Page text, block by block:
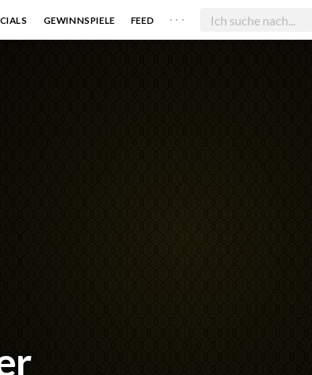
GEWINNSPIELE FEED . . .